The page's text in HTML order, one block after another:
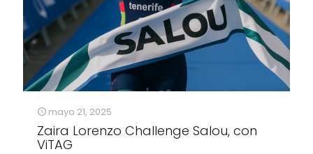
mayo 21, 2025
Zaira Lorenzo Challenge Salou, con
ViTAG